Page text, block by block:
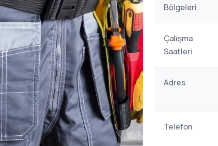
Bölgeleri
Çalışma
Saatleri
Adres
Telefon